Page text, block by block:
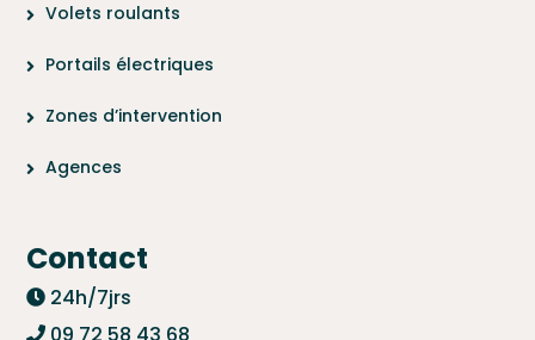
Volets roulants
Portails électriques
Zones d’intervention
Agences
Contact
24h/7jrs